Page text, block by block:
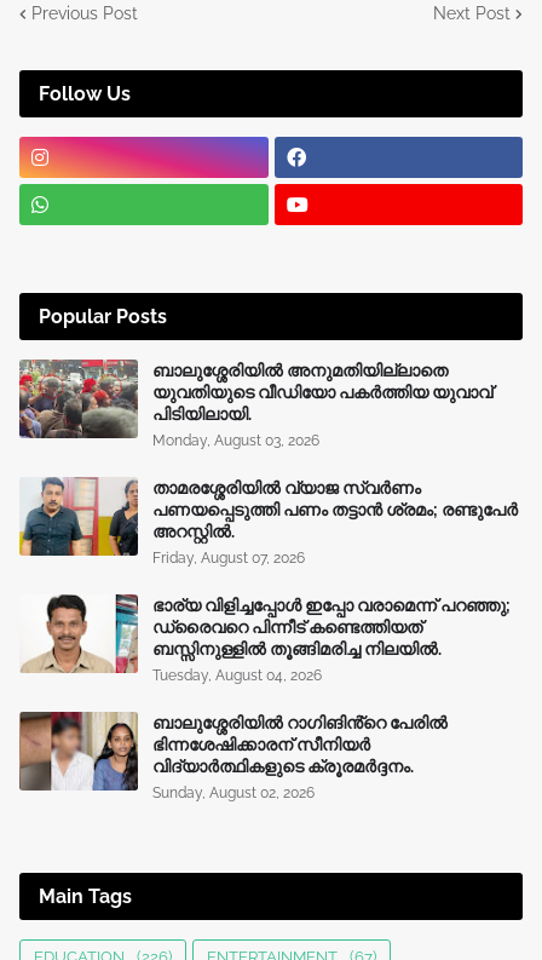
Previous Post Next Post
Follow Us
Popular Posts
ബാലുശ്ശേരിയിൽ അനുമതിയില്ലാതെ
യുവതിയുടെ വീഡിയോ പകർത്തിയ യുവാവ്
പിടിയിലായി.
Monday, August 03, 2026
താമരശ്ശേരിയിൽ വ്യാജ സ്വർണം
പണയപ്പെടുത്തി പണം തട്ടാൻ ശ്രമം; രണ്ടുപേർ
അറസ്റ്റിൽ.
Friday, August 07, 2026
ഭാര്യ വിളിച്ചപ്പോള്‍ ഇപ്പോ വരാമെന്ന് പറഞ്ഞു;
ഡ്രൈവറെ പിന്നീട് കണ്ടെത്തിയത്
ബസ്സിനുള്ളില്‍ തൂങ്ങിമരിച്ച നിലയിൽ.
Tuesday, August 04, 2026
ബാലുശ്ശേരിയിൽ റാഗിങിൻ്റെ പേരിൽ
ഭിന്നശേഷിക്കാരന് സീനിയർ
വിദ്യാർത്ഥികളുടെ ക്രൂരമര്‍ദ്ദനം.
Sunday, August 02, 2026
Main Tags